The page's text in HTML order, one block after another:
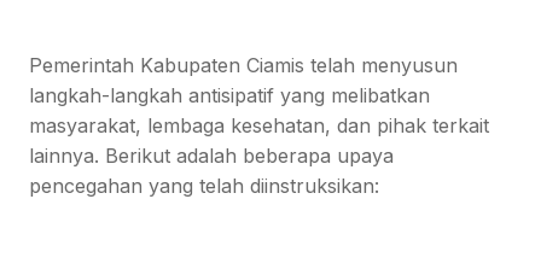
Pemerintah Kabupaten Ciamis telah menyusun
langkah-langkah antisipatif yang melibatkan
masyarakat, lembaga kesehatan, dan pihak terkait
lainnya. Berikut adalah beberapa upaya
pencegahan yang telah diinstruksikan: